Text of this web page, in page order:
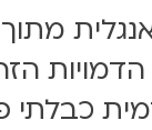
כבלתי